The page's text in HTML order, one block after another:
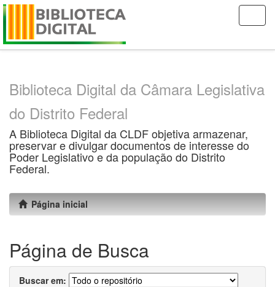
Skip
Biblioteca Digital da Câmara Legislativa
do Distrito Federal
A Biblioteca Digital da CLDF objetiva armazenar,
preservar e divulgar documentos de interesse do
Poder Legislativo e da população do Distrito
Federal.
Página inicial
Página de Busca
Buscar em: